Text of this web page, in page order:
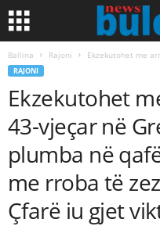
Ballina Rajoni Ekzekutohet me
RAJONI
Ekzekutohet
43-vjeçar në
plumba në
me rroba të
Çfarë iu gjet